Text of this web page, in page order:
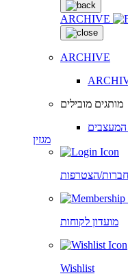
ARCHIVE
ARCHIVE
מותגים מובילים
המעצבים
מגזין
הצטרפות
מועדון לקוחות
Wishlist